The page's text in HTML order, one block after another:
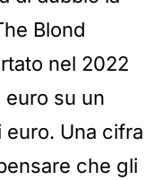
Blond
nel 2022
euro su un
euro. Una cifra
che gli